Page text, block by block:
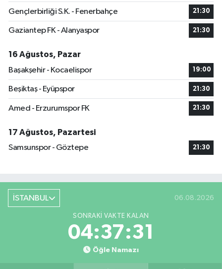
Gençlerbirliği S.K. - Fenerbahçe 21:30
Gaziantep FK - Alanyaspor 21:30
16 Ağustos, Pazar
Başakşehir - Kocaelispor
19:00
Beşiktaş - Eyüpspor 21:30
Amed - Erzurumspor FK 21:30
17 Ağustos, Pazartesi
Samsunspor - Göztepe
21:30
İSTANBUL 06.08.2026
SONRAKI VAKTE KALAN
04:37:30
Öğle Namazı